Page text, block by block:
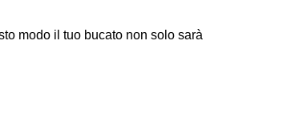
modo il tuo bucato non solo sarà